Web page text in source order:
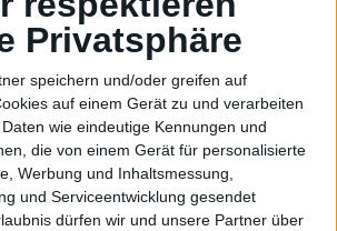
Privatsphäre
speichern und/oder greifen auf
auf einem Gerät zu und verarbeiten
wie eindeutige Kennungen und
die von einem Gerät für personalisierte
Werbung und Inhaltsmessung,
und Serviceentwicklung gesendet
dürfen wir und unsere Partner über
Dezember 2010
ein neues Video zum kommenden
Dreamcast veröffentlicht. Das Spiel
bieten, die auf der
hohen Maßstab ansetzen.